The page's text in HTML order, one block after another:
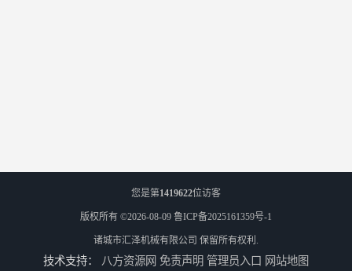
您是第1419622位访客
版权所有 ©2026-08-09 鲁ICP备2025161359号-1
诸城市汇泽机械有限公司 保留所有权利.
技术支持： 八方资源网 免责声明 管理员入口 网站地图